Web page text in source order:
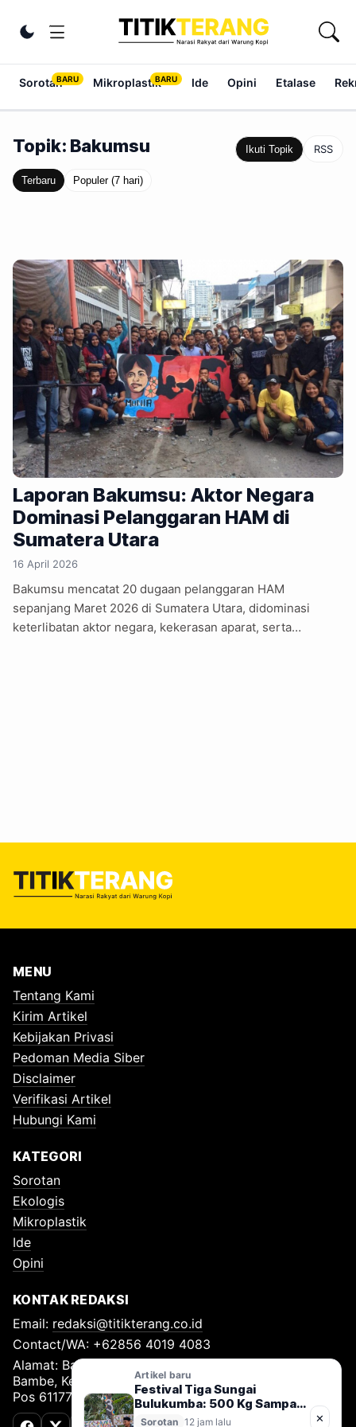
Ubah tema
Sorotan Mikroplastik Ide Opini Etalase
Topik: Bakumsu Ikuti Topik RSS
Terbaru Populer (7 hari)
Laporan Bakumsu: Aktor Negara
Dominasi Pelanggaran HAM di
Sumatera Utara
16 April 2026
Bakumsu mencatat 20 dugaan pelanggaran HAM
sepanjang Maret 2026 di Sumatera Utara, didominasi
keterlibatan aktor negara, kekerasan aparat, serta
MENU
Tentang Kami
Kirim Artikel
Kebijakan Privasi
Pedoman Media Siber
Disclaimer
Verifikasi Artikel
Hubungi Kami
KATEGORI
Sorotan
Ekologis
Mikroplastik
Ide
Opini
KONTAK REDAKSI
Email: redaksi@titikterang.co.id
Contact/WA: +62856 4019 4083
Alamat: Bambe Nomor 115, RT 009 RW 009, Desa
Bambe, Kecamatan Driyorejo, Kabupaten Gresik, Kode
Pos 61177
Artikel baru
Festival Tiga Sungai
Bulukumba: 500 Kg Sampah
Diangkut, Gerakan Jaga
Sorotan 12 jam lalu ✕